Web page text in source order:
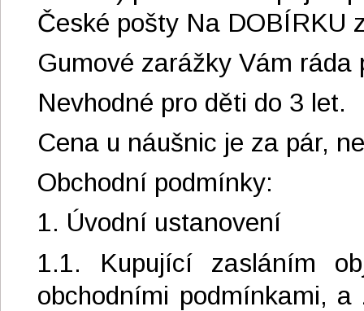
České pošty Na DOBÍRKU
Gumové zarážky Vám
Nevhodné pro děti do 3 let.
Cena u náušnic je za pár,
Obchodní podmínky:
1. Úvodní ustanovení
1.1. Kupující zasláním
obchodními podmínkami,